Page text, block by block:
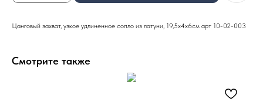
Цанговый захват, узкое удлиненное сопло из латуни, 19,5х4х6см арт 10-02-003
Смотрите также